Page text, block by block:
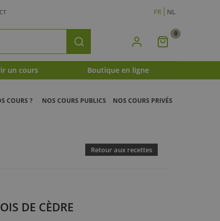
FR NL
Rechercher Mon
0
un cours Boutique en ligne
COURS ? NOS COURS PUBLICS NOS COURS PRIVÉS
Retour aux recettes
DE CÈDRE